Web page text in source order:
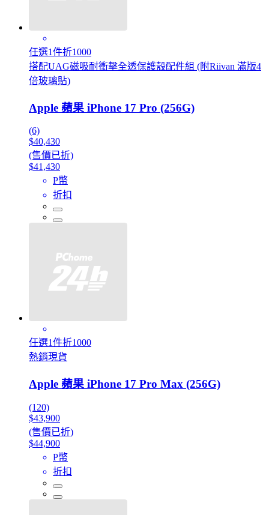
任選1件折1000
搭配UAG磁吸耐衝擊全透保護殼配件組 (附Riivan 滿版4
倍玻璃貼)
Apple 蘋果 iPhone 17 Pro (256G)
(6)
$40,430
(售價已折)
$41,430
P幣
折扣
任選1件折1000
熱銷現貨
Apple 蘋果 iPhone 17 Pro Max (256G)
(120)
$43,900
(售價已折)
$44,900
P幣
折扣